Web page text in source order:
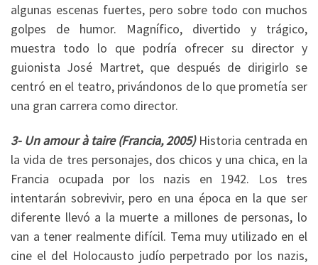
algunas escenas fuertes, pero sobre todo con muchos
golpes de humor. Magnífico, divertido y trágico,
muestra todo lo que podría ofrecer su director y
guionista José Martret, que después de dirigirlo se
centró en el teatro, privándonos de lo que prometía ser
una gran carrera como director.
3- Un amour à taire (Francia, 2005) Historia centrada en
la vida de tres personajes, dos chicos y una chica, en la
Francia ocupada por los nazis en 1942. Los tres
intentarán sobrevivir, pero en una época en la que ser
diferente llevó a la muerte a millones de personas, lo
van a tener realmente difícil. Tema muy utilizado en el
cine el del Holocausto judío perpetrado por los nazis,